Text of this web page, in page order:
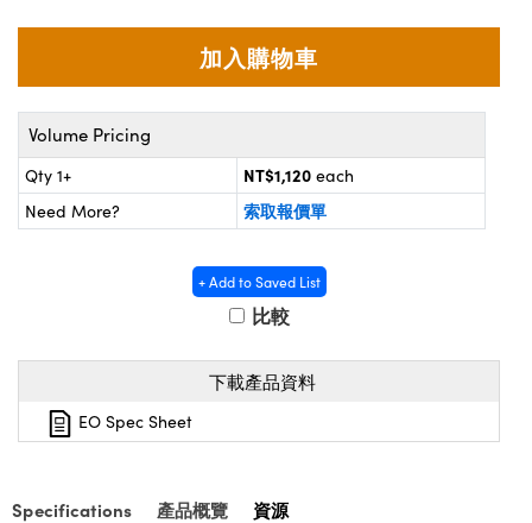
Elements (DOE) | 繞射光
Stage Micrometers | 刻劃板或
Mechanics | 顯微鏡用結構件
目鏡
and Couplers | 中繼鏡或耦合鏡
Direct Microscopes | 袖珍顯微鏡
and Optomechanics |
Interface Cameras | 高速接口相
| 模擬相機
Components
Labs™
Gratings™
Volume Pricing
Qty 1+ NT$1,120 each
Need More?
索取報價單
+ Add to Saved List
比較
下載產品資料
EO Spec Sheet
Specifications 產品概覽 資源